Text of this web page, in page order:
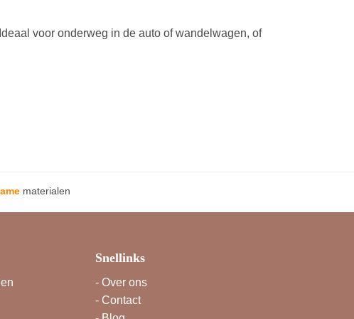
voor onderweg in de auto of wandelwagen, of
materialen
Snellinks
- Over ons
- Contact